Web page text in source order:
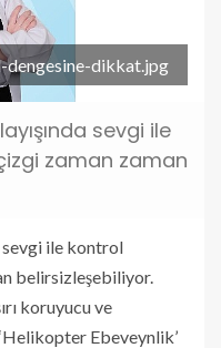
dikkat.jpg
sevgi ile
zaman zaman
sevgi ile kontrol
belirsizleşebiliyor.
koruyucu ve
Ebeveynlik’